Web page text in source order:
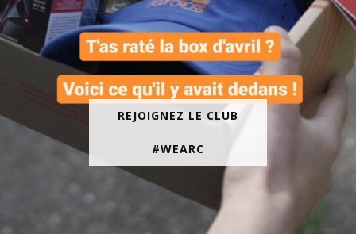
REJOIGNEZ LE CLUB
#WEARC